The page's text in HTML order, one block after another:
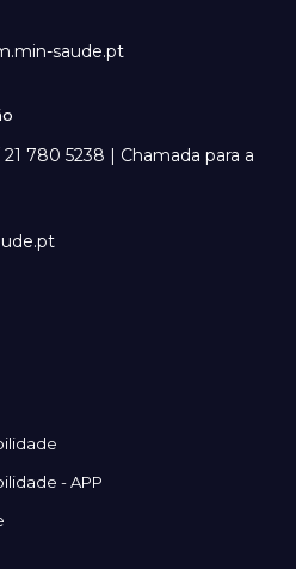
saude.pt
21 780 5238 | Chamada para a
- APP